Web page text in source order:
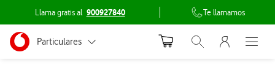
Llama gratis al 900927840 Te llamamos
Ir a la pagina principal de vodafone.es
Menu navegación Segmento
Particulares Abrir buscador.
Menu
Abre